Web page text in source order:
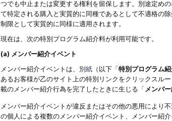
つでも中止または変更する権利を留保します。別途定め
て特定される購入と実質的に同種であるとして不適格の
制限として実質的に同様に適用されます。
現在は、次の特別プログラム紹介料が利用可能です。
(a) メンバー紹介イベント
メンバー紹介イベントは、 別紙 （以下「特別プログラム
あるお客様が乙のサイト上の特別リンクをクリックスル
載のメンバー紹介行為を完了したときに生じる「 メンバ
メンバー紹介イベントが違反またはその他の悪用により
の個人による複数のメンバー紹介イベント、メンバー紹